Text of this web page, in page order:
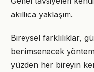
akıllıca yaklaşım.
Bireysel farklılıklar,
benimsenecek
yüzden her bireyin